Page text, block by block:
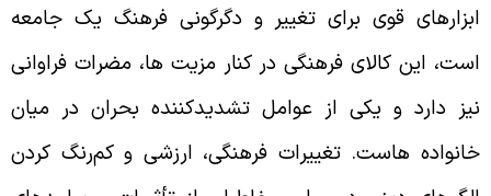
قوی برای تغییر و دگرگونی فرهنگ یک جامعه
این کالای فرهنگی در کنار مزیت ها، مضرات فراوانی
دارد و یکی از عوامل تشدیدکننده بحران در میان
هاست. تغییرات فرهنگی، ارزشی و کم‌رنگ کردن